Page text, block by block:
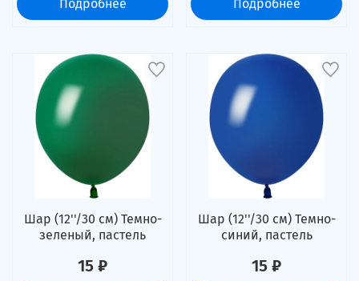
Подробнее Подробнее
Шар (12''/30 см) Темно-
зеленый, пастель
15 ₽
Шар (12''/30 см) Темно-
синий, пастель
15 ₽